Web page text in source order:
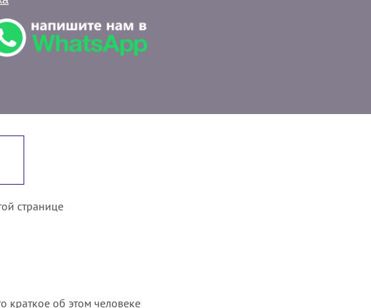
странице
краткое об этом человеке